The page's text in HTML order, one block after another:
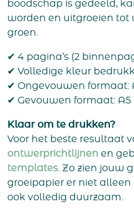
boodschap is gedeeld,
worden en uitgroeien tot
groen.
✔ 4 pagina’s (2
✔ Volledige kleur
✔ Ongevouwen formaat:
✔ Gevouwen formaat: A5
Klaar om te drukken?
Voor het beste resultaat
ontwerprichtlijnen en
templates. Zo zien jouw
groeipapier er niet alleen
ook volledig duurzaam.